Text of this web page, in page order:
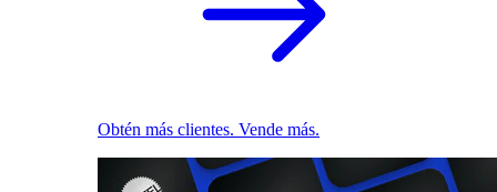
Obtén más clientes. Vende más.